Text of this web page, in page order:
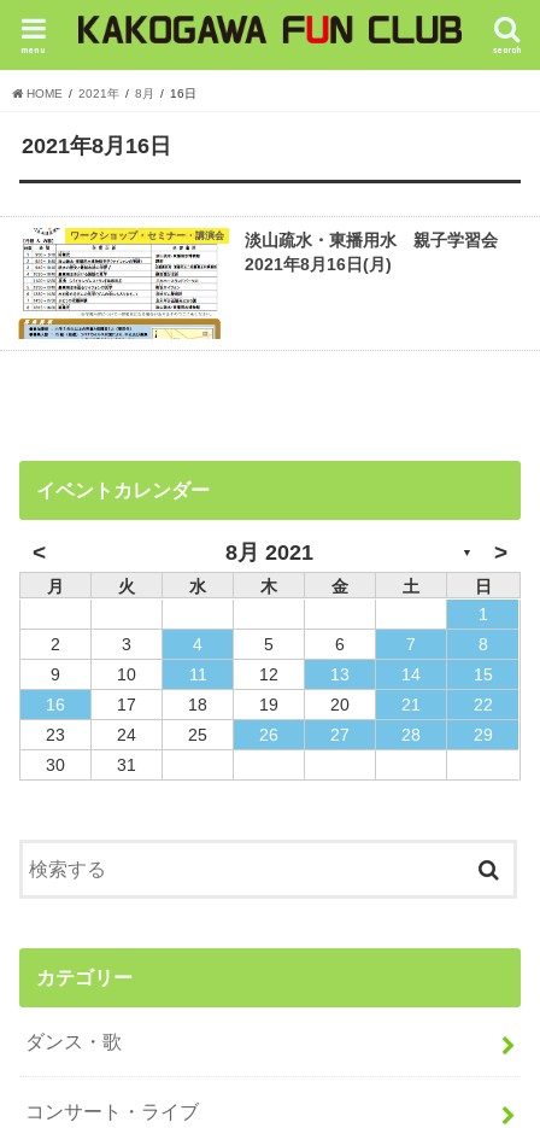
search
menu
HOME 2021年 8月 16日
2021年8月16日
ワークショップ・セミナー・講演会
淡山疏水・東播用水 親子学習会
2021年8月16日(月)
イベントカレンダー
< 8月 2021 ▼ >
月 火 水 木 金 土
日
1
2
3 4 5 6 7
8
9
10 11 12 13 14
15
16
17 18 19 20 21
22
23
24 25 26 27 28
29
30
31
カテゴリー
ダンス・歌
コンサート・ライブ